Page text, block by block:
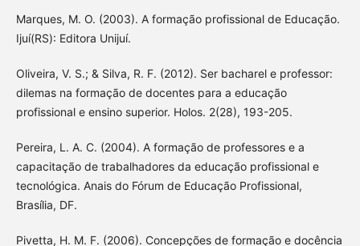
Marques, M. O. (2003). A formação profissional de Educação.
Ijuí(RS): Editora Unijuí.
Oliveira, V. S.; & Silva, R. F. (2012). Ser bacharel e professor:
dilemas na formação de docentes para a educação
profissional e ensino superior. Holos. 2(28), 193-205.
Pereira, L. A. C. (2004). A formação de professores e a
capacitação de trabalhadores da educação profissional e
tecnológica. Anais do Fórum de Educação Profissional,
Brasília, DF.
Pivetta, H. M. F. (2006). Concepções de formação e docência